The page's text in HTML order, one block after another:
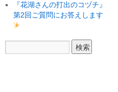
『花湖さんの打出のコヅチ』
第2回ご質問にお答えします